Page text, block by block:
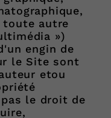
toute autre
»)
engin de
le Site sont
etou
le droit de